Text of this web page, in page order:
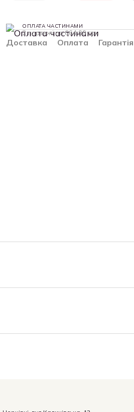
ОПЛАТА ЧАСТИНАМИ
2 платежі по 664.00 грн
Доставка Оплата Гарантія